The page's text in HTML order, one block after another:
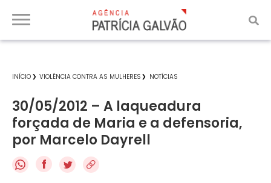
INÍCIO VIOLÊNCIA CONTRA AS MULHERES NOTÍCIAS
30/05/2012 – A laqueadura
forçada de Maria e a defensoria,
por Marcelo Dayrell
f